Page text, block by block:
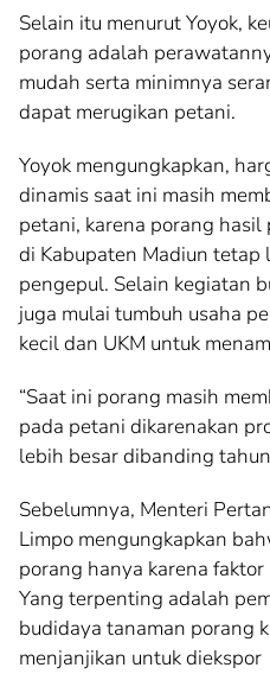
Selain itu menurut Yoyok,
porang adalah
mudah serta minimnya
dapat merugikan petani.
Yoyok mengungkapkan,
dinamis saat ini masih
petani, karena porang
di Kabupaten Madiun tetap
pengepul. Selain kegiatan
juga mulai tumbuh usaha
kecil dan UKM untuk
“Saat ini porang masih
pada petani dikarenakan
lebih besar dibanding
Sebelumnya, Menteri
Limpo mengungkapkan
porang hanya karena
Yang terpenting adalah
budidaya tanaman porang
menjanjikan untuk diekspor